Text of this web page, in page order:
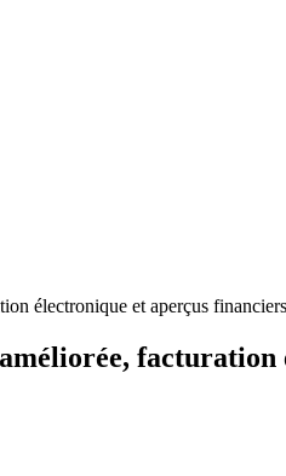
électronique et aperçus financiers
facturation